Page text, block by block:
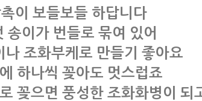
이 보들보들 하답니다
송이가 번들로 묶여 있어
나 조화부케로 만들기 좋아요
하나씩 꽂아도 멋스럽죠
꽂으면 풍성한 조화화병이 되